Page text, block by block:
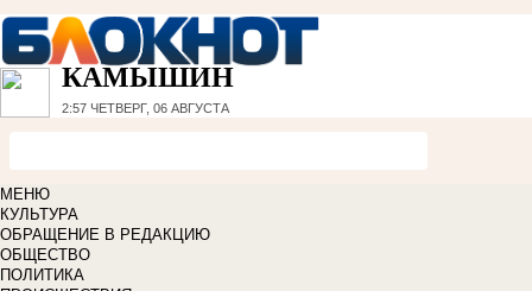
КАМЫШИН
2:57 ЧЕТВЕРГ, 06 АВГУСТА
МЕНЮ
КУЛЬТУРА
ОБРАЩЕНИЕ В РЕДАКЦИЮ
ОБЩЕСТВО
ПОЛИТИКА